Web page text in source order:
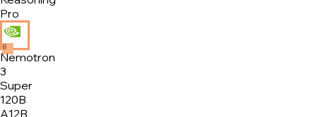
Pro
B
Nemotron
3
Super
120B
A12B